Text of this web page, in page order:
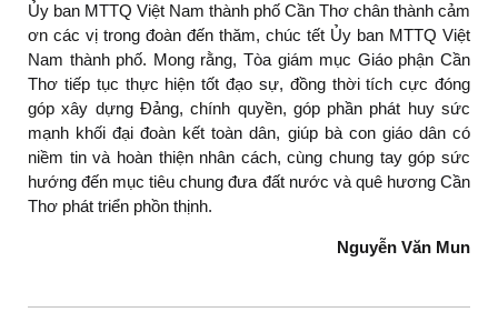
Ủy ban MTTQ Việt Nam thành phố Cần Thơ chân thành cảm
ơn các vị trong đoàn đến thăm, chúc tết Ủy ban MTTQ Việt
Nam thành phố. Mong rằng, Tòa giám mục Giáo phận Cần
Thơ tiếp tục thực hiện tốt đạo sự, đồng thời tích cực đóng
góp xây dựng Đảng, chính quyền, góp phần phát huy sức
mạnh khối đại đoàn kết toàn dân, giúp bà con giáo dân có
niềm tin và hoàn thiện nhân cách, cùng chung tay góp sức
hướng đến mục tiêu chung đưa đất nước và quê hương Cần
Thơ phát triển phồn thịnh.
Nguyễn Văn Mun